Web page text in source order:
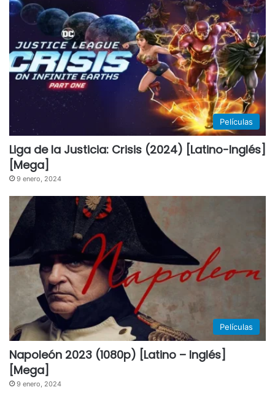
Películas
Liga de la Justicia: Crisis (2024) [Latino-Inglés]
[Mega]
9 enero, 2024
Películas
Napoleón 2023 (1080p) [Latino – Inglés]
[Mega]
9 enero, 2024